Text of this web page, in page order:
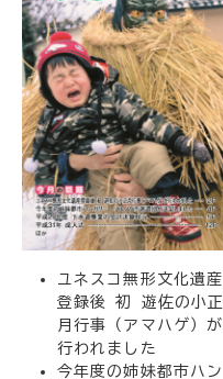
ユネスコ無形文化遺産
登録後 初 遊佐の小正
月行事（アマハゲ）が
行われました
今年度の姉妹都市ハン